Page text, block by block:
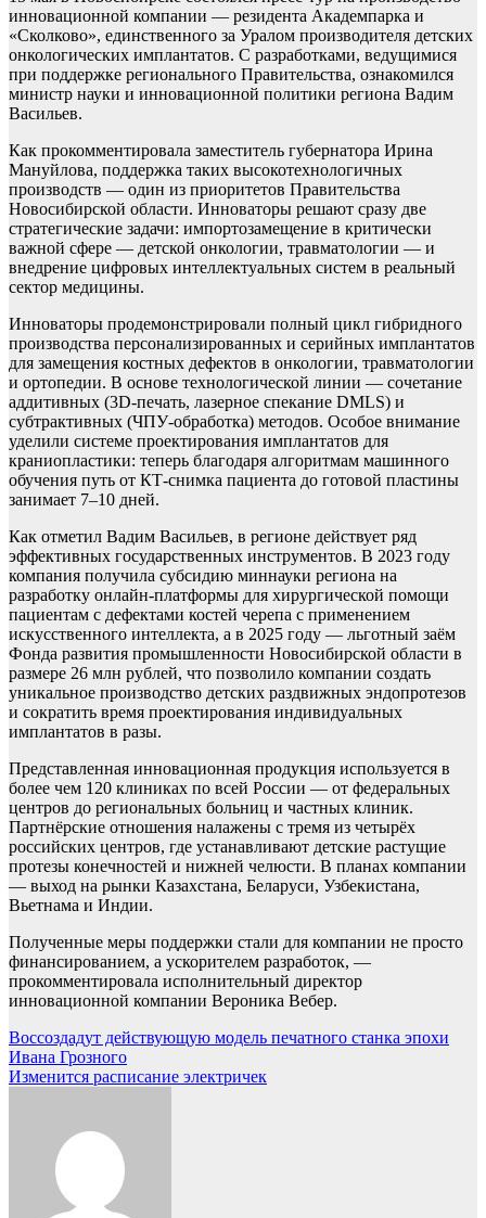
инновационной компании — резидента Академпарка и
«Сколково», единственного за Уралом производителя детских
онкологических имплантатов. С разработками, ведущимися
при поддержке регионального Правительства, ознакомился
министр науки и инновационной политики региона Вадим
Васильев.
Как прокомментировала заместитель губернатора Ирина
Мануйлова, поддержка таких высокотехнологичных
производств — один из приоритетов Правительства
Новосибирской области. Инноваторы решают сразу две
стратегические задачи: импортозамещение в критически
важной сфере — детской онкологии, травматологии — и
внедрение цифровых интеллектуальных систем в реальный
сектор медицины.
Инноваторы продемонстрировали полный цикл гибридного
производства персонализированных и серийных имплантатов
для замещения костных дефектов в онкологии, травматологии
и ортопедии. В основе технологической линии — сочетание
аддитивных (3D-печать, лазерное спекание DMLS) и
субтрактивных (ЧПУ-обработка) методов. Особое внимание
уделили системе проектирования имплантатов для
краниопластики: теперь благодаря алгоритмам машинного
обучения путь от КТ-снимка пациента до готовой пластины
занимает 7–10 дней.
Как отметил Вадим Васильев, в регионе действует ряд
эффективных государственных инструментов. В 2023 году
компания получила субсидию миннауки региона на
разработку онлайн-платформы для хирургической помощи
пациентам с дефектами костей черепа с применением
искусственного интеллекта, а в 2025 году — льготный заём
Фонда развития промышленности Новосибирской области в
размере 26 млн рублей, что позволило компании создать
уникальное производство детских раздвижных эндопротезов
и сократить время проектирования индивидуальных
имплантатов в разы.
Представленная инновационная продукция используется в
более чем 120 клиниках по всей России — от федеральных
центров до региональных больниц и частных клиник.
Партнёрские отношения налажены с тремя из четырёх
российских центров, где устанавливают детские растущие
протезы конечностей и нижней челюсти. В планах компании
— выход на рынки Казахстана, Беларуси, Узбекистана,
Вьетнама и Индии.
Полученные меры поддержки стали для компании не просто
финансированием, а ускорителем разработок, —
прокомментировала исполнительный директор
инновационной компании Вероника Вебер.
Навигация
по
Воссоздадут действующую модель печатного станка эпохи
Ивана Грозного
Изменится расписание электричек